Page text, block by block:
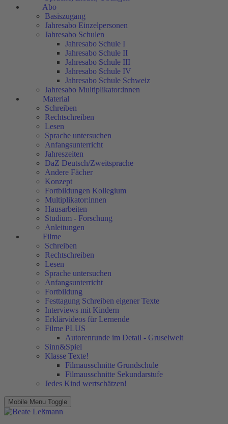
Abo
Basiszugang
Jahresabo Einzelpersonen
Jahresabo Schulen
Jahresabo Schule I
Jahresabo Schule II
Jahresabo Schule III
Jahresabo Schule IV
Jahresabo Schule Schweiz
Jahresabo Multiplikator:innen
Material
Schreiben
Rechtschreiben
Lesen
Sprache untersuchen
Anfangsunterricht
Jahreszeiten
DaZ Deutsch/Zweitsprache
Andere Fächer
Konzept
Fortbildungen Kollegium
Multiplikator:innen
Hausarbeiten
Studium - Forschung
Anleitungen
Filme
Schreiben
Rechtschreiben
Lesen
Sprache untersuchen
Anfangsunterricht
Fortbildung
Festtagung Schreiben eigener Texte
Interviews mit Kindern
Erklärvideos für Lernende
Filme PLUS
Autorenrunde im Detail - Gruselwelt
Sinn&Spiel
Klasse Texte!
Filmausschnitte Grundschule
Filmausschnitte Sekundarstufe
Jedes Kind wertschätzen!
Mobile Menu Toggle